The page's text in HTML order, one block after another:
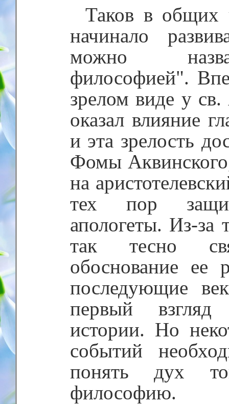
Таков в общих
начинало
можно
философией".
зрелом виде у св.
оказал влияние
и эта зрелость
Фомы
на
тех пор
апологеты. Из-за
так тесно
обоснование ее
последующие
первый взгляд
истории. Но
событий
понять дух
философию.